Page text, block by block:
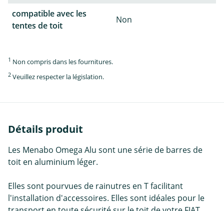
compatible avec les
tentes de toit
Non
1 Non compris dans les fournitures.
2 Veuillez respecter la législation.
Détails produit
Les Menabo Omega Alu sont une série de barres de
toit en aluminium léger.
Elles sont pourvues de rainutres en T facilitant
l'installation d'accessoires. Elles sont idéales pour le